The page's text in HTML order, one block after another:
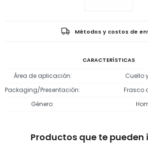
Métodos y costos de
CARACTERÍSTICAS
Área de aplicación
Cuello
Packaging/Presentación
Frasco
Género
Productos que te pueden